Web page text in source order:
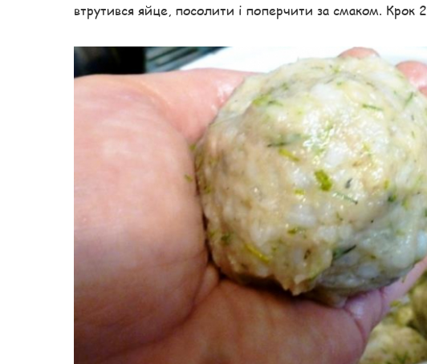
втрутився яйце, посолити і поперчити за смаком. Крок 2